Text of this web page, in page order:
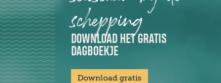
schepping
DOWNLOAD HET GRATIS
DAGBOEKJE
Download gratis